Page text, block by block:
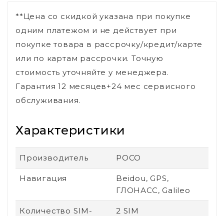
**Цена со скидкой указана при покупке
одним платежом и не действует при
покупке товара в рассрочку/кредит/карте
или по картам рассрочки. Точную
стоимость уточняйте у менеджера.
Гарантия 12 месяцев+24 мес сервисного
обслуживания.
Характеристики
Производитель POCO
Навигация
Beidou, GPS,
ГЛОНАСС, Galileo
Количество SIM-
2 SIM